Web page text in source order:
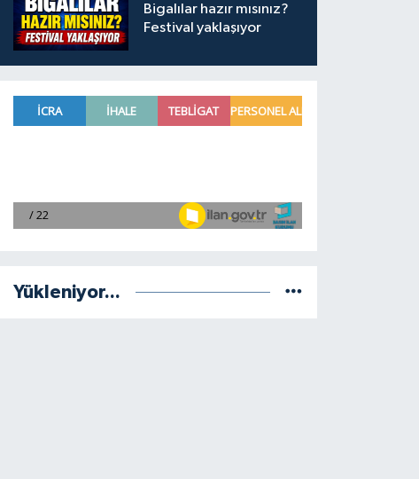
Bigalılar hazır mısınız?
Festival yaklaşıyor
Yükleniyor...